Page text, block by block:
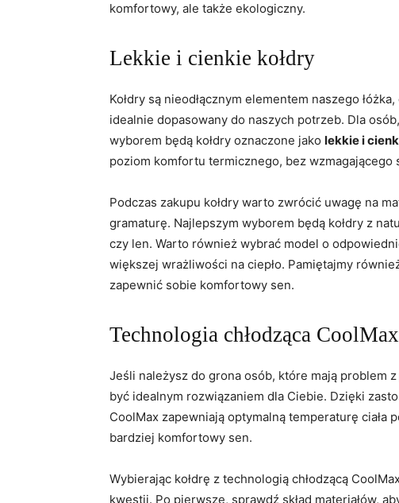
komfortowy, ale także⁣ ekologiczny.
Lekkie i cienkie ‍kołdry
Kołdry są nieodłącznym elementem ⁤naszego​
idealnie dopasowany do naszych potrzeb. Dla
wyborem⁣ będą kołdry​ oznaczone jako lekkie i
poziom komfortu termicznego, bez wzmagającego
Podczas zakupu ‍kołdry warto zwrócić uwagę na
gramaturę. Najlepszym⁣ wyborem będą kołdry z
czy‍ len. Warto również wybrać model o
większej wrażliwości na ciepło. Pamiętajmy
zapewnić sobie⁤ komfortowy sen.
Technologia chłodząca CoolMax
Jeśli należysz do‌ grona osób, które mają problem
być idealnym⁤ rozwiązaniem​ dla Ciebie. Dzięki
CoolMax zapewniają optymalną temperaturę ciała⁢
bardziej ⁤komfortowy⁢ sen.
Wybierając kołdrę‌ z ⁢technologią chłodzącą
kwestii. Po pierwsze, sprawdź skład‍ materiałów,